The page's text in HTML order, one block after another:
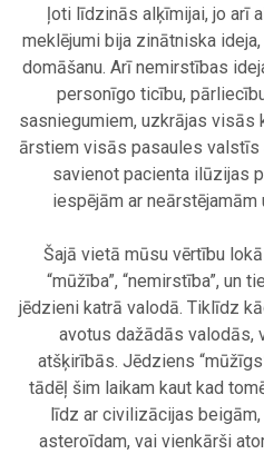
ļoti līdzinās alķīmijai, jo arī
meklējumi bija zinātniska
domāšanu. Arī nemirstības
personīgo ticību,
sasniegumiem, uzkrājas visās
ārstiem visās pasaules valstīs
savienot pacienta ilūzijas
iespējām ar
Šajā vietā mūsu vērtību
“mūžība”, “nemirstība”, un
jēdzieni katrā valodā. Tiklīdz
avotus dažādās valodās,
atšķirībās. Jēdziens
tādēļ šim laikam kaut kad
līdz ar civilizācijas
asteroīdam, vai vienkārši